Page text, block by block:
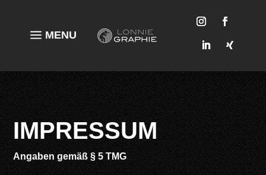
a MENU
IMPRESSUM
Angaben gemäß § 5 TMG